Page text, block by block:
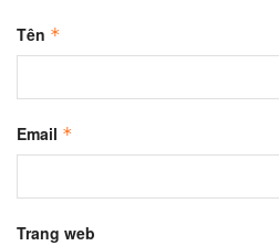
Tên *
Email *
Trang web